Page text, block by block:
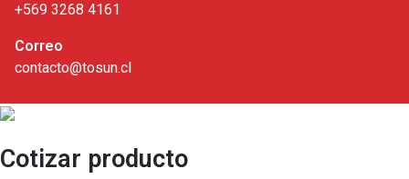
+569 3268 4161
Correo
contacto@tosun.cl
Cotizar producto